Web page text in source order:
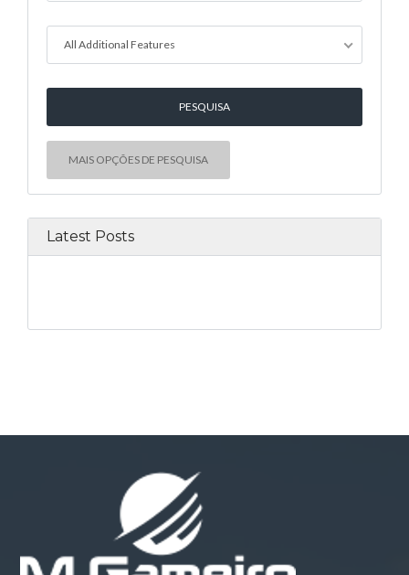
All Additional Features
MAIS OPÇÕES DE PESQUISA
Latest Posts